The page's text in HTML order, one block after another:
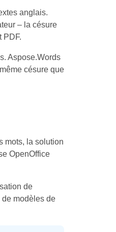
anglais.
– la césure
PDF.
Aspose.Words
césure que
mots, la solution
OpenOffice
de
de modèles de